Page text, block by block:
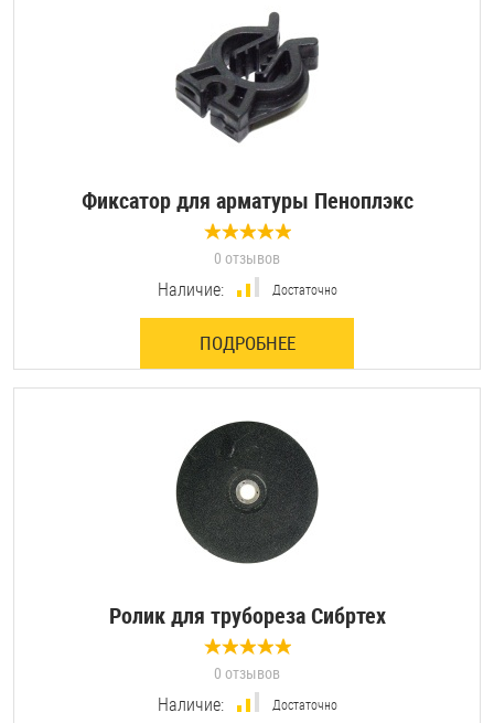
Фиксатор для арматуры Пеноплэкс
0 отзывов
Наличие: Достаточно
ПОДРОБНЕЕ
Ролик для трубореза Сибртех
0 отзывов
Наличие: Достаточно